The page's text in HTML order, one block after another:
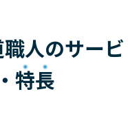
人のサービ
・ 特長